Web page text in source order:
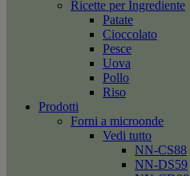
Ricette per Ingrediente
Patate
Cioccolato
Pesce
Uova
Pollo
Riso
Prodotti
Forni a microonde
Vedi tutto
NN-CS88
NN-DS59